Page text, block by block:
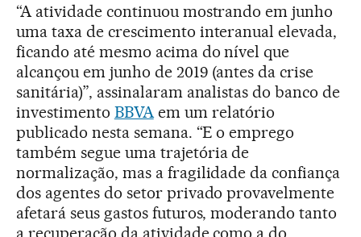
“A atividade continuou mostrando em junho
uma taxa de crescimento interanual elevada,
ficando até mesmo acima do nível que
alcançou em junho de 2019 (antes da crise
sanitária)”, assinalaram analistas do banco de
investimento BBVAem um relatório
publicado nesta semana. “E o emprego
também segue uma trajetória de
normalização, mas a fragilidade da confiança
dos agentes do setor privado provavelmente
afetará seus gastos futuros, moderando tanto
a recuperação da atividade como a do